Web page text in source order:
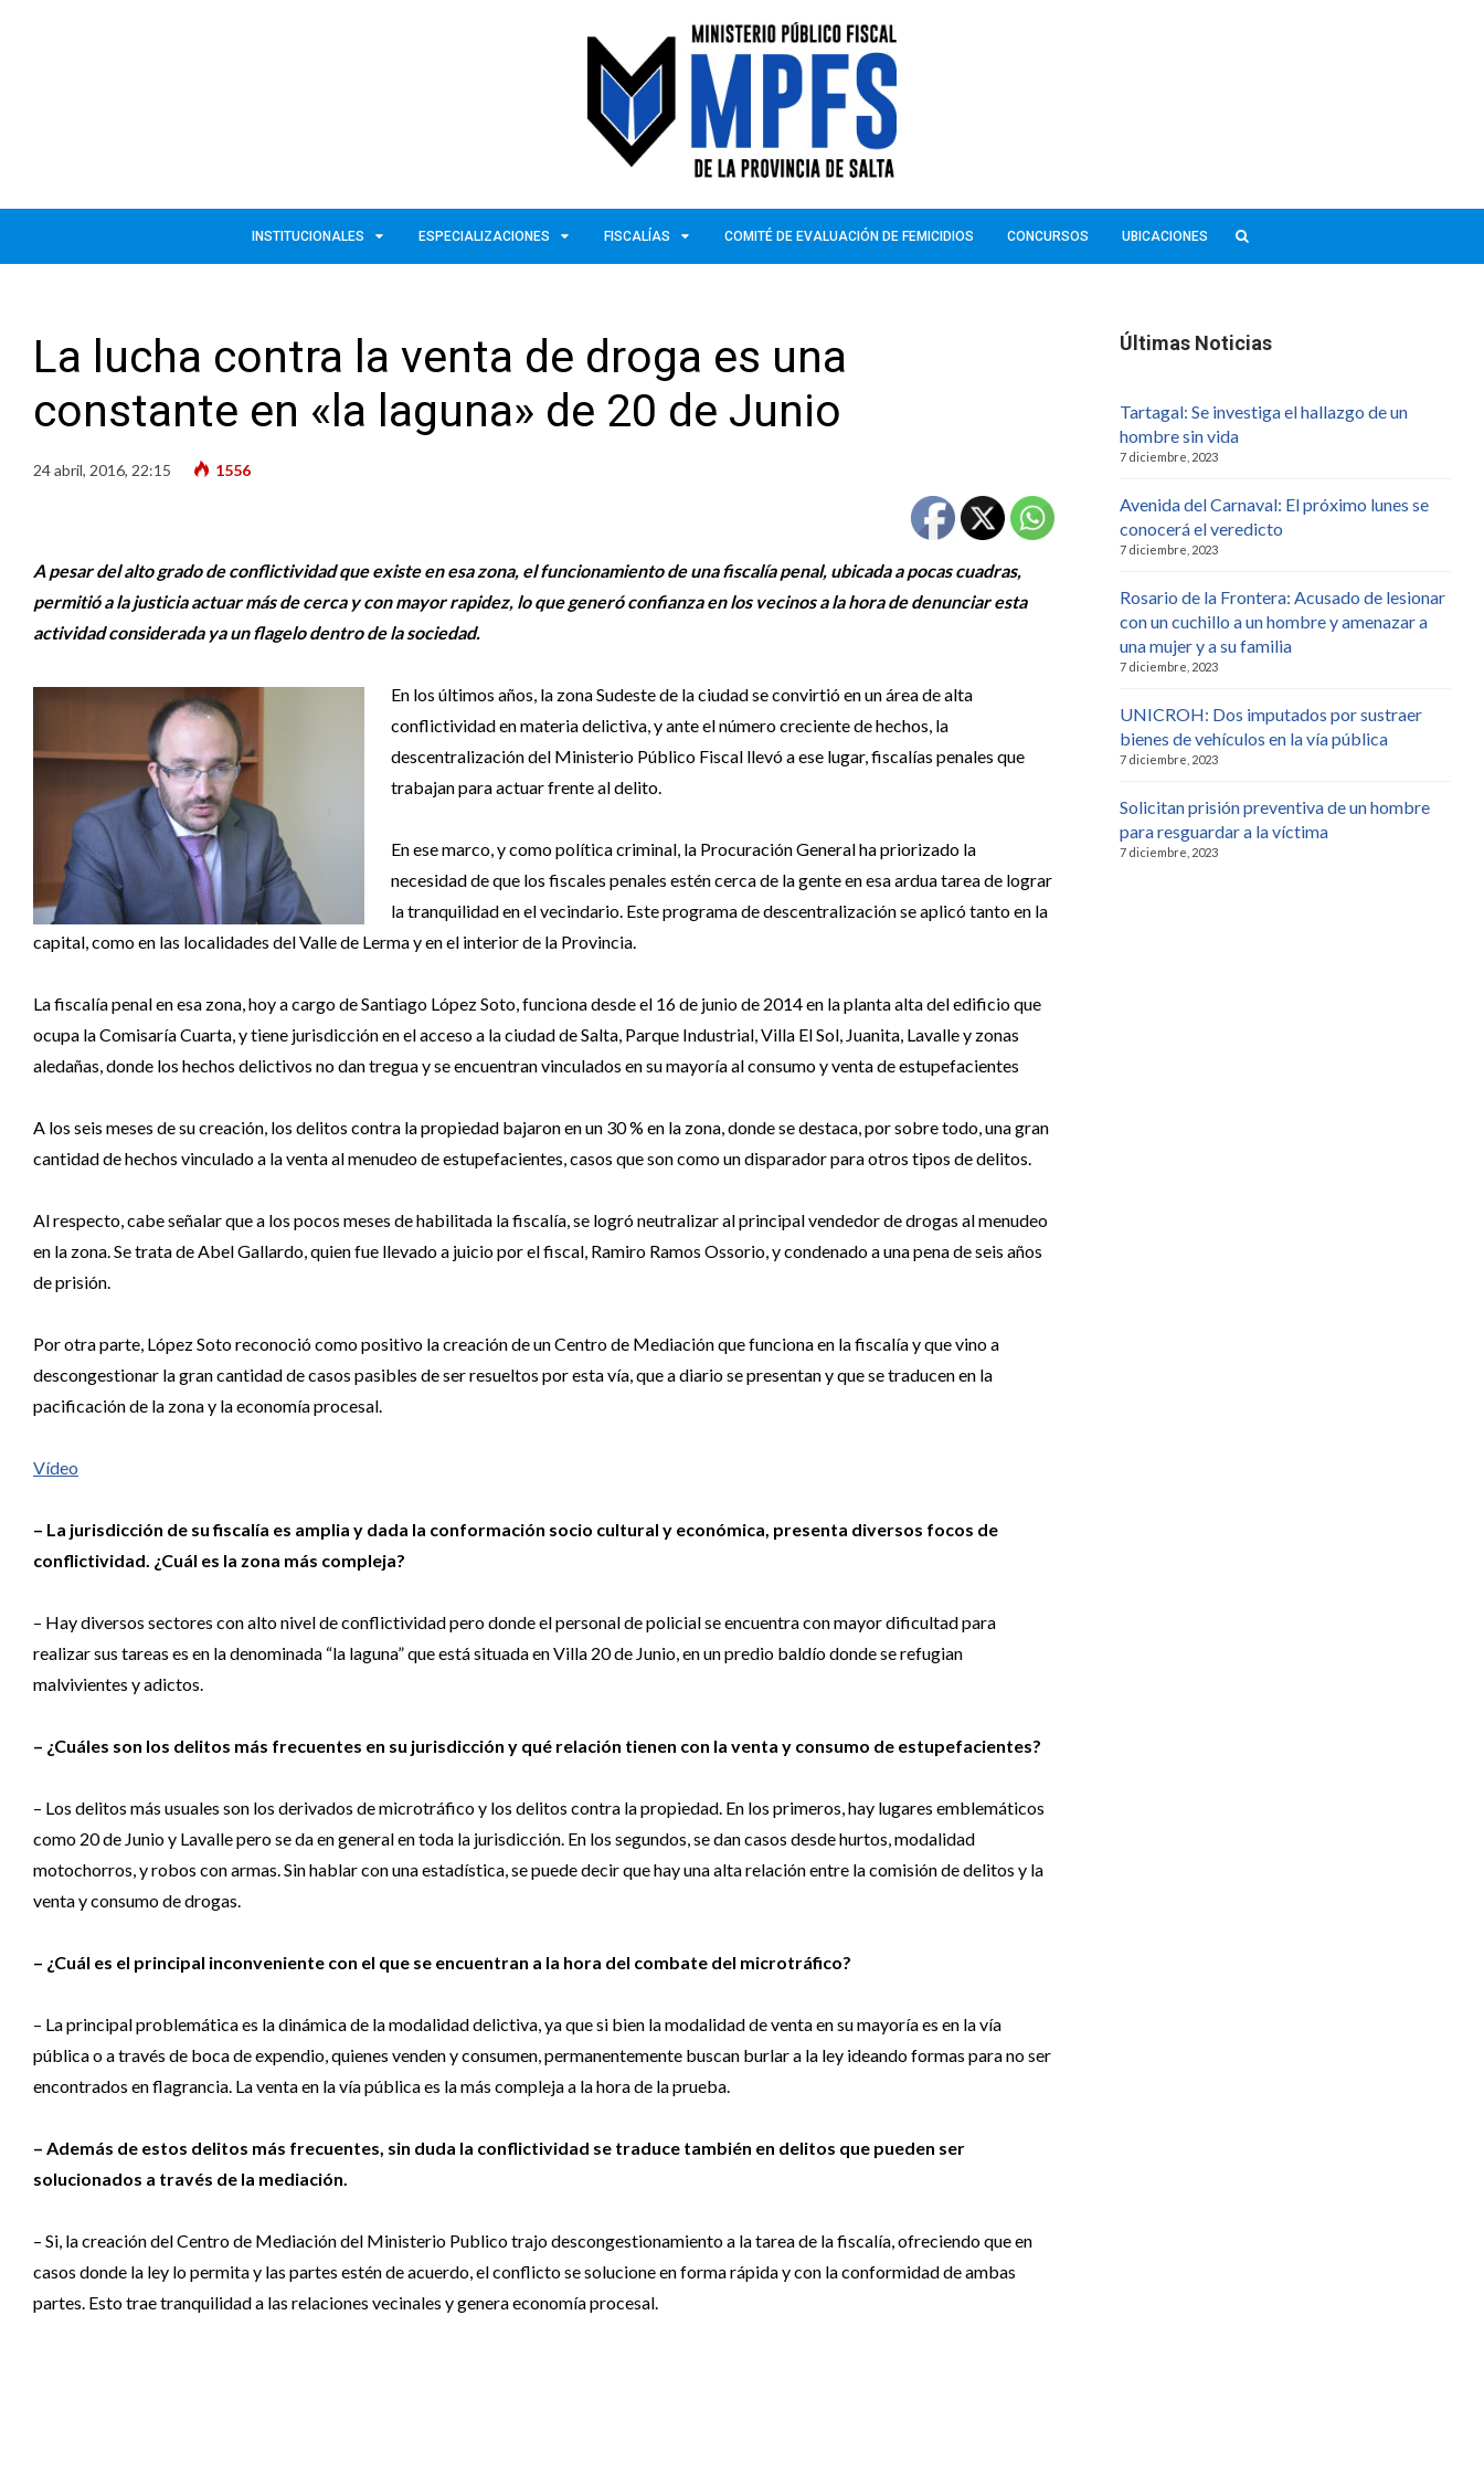
INSTITUCIONALES ESPECIALIZACIONES FISCALÍAS COMITÉ DE EVALUACIÓN DE FEMICIDIOS CONCURSOS UBICACIONES
La lucha contra la venta de droga es una
constante en «la laguna» de 20 de Junio
24 abril, 2016, 22:15 1556
A pesar del alto grado de conflictividad que existe en esa zona, el funcionamiento de una fiscalía penal, ubicada a pocas cuadras,
permitió a la justicia actuar más de cerca y con mayor rapidez, lo que generó confianza en los vecinos a la hora de denunciar esta
actividad considerada ya un flagelo dentro de la sociedad.
En los últimos años, la zona Sudeste de la ciudad se convirtió en un área de alta
conflictividad en materia delictiva, y ante el número creciente de hechos, la
descentralización del Ministerio Público Fiscal llevó a ese lugar, fiscalías penales que
trabajan para actuar frente al delito.
En ese marco, y como política criminal, la Procuración General ha priorizado la
necesidad de que los fiscales penales estén cerca de la gente en esa ardua tarea de lograr
la tranquilidad en el vecindario. Este programa de descentralización se aplicó tanto en la
capital, como en las localidades del Valle de Lerma y en el interior de la Provincia.
La fiscalía penal en esa zona, hoy a cargo de Santiago López Soto, funciona desde el 16 de junio de 2014 en la planta alta del edificio que
ocupa la Comisaría Cuarta, y tiene jurisdicción en el acceso a la ciudad de Salta, Parque Industrial, Villa El Sol, Juanita, Lavalle y zonas
aledañas, donde los hechos delictivos no dan tregua y se encuentran vinculados en su mayoría al consumo y venta de estupefacientes
A los seis meses de su creación, los delitos contra la propiedad bajaron en un 30 % en la zona, donde se destaca, por sobre todo, una gran
cantidad de hechos vinculado a la venta al menudeo de estupefacientes, casos que son como un disparador para otros tipos de delitos.
Al respecto, cabe señalar que a los pocos meses de habilitada la fiscalía, se logró neutralizar al principal vendedor de drogas al menudeo
en la zona. Se trata de Abel Gallardo, quien fue llevado a juicio por el fiscal, Ramiro Ramos Ossorio, y condenado a una pena de seis años
de prisión.
Por otra parte, López Soto reconoció como positivo la creación de un Centro de Mediación que funciona en la fiscalía y que vino a
descongestionar la gran cantidad de casos pasibles de ser resueltos por esta vía, que a diario se presentan y que se traducen en la
pacificación de la zona y la economía procesal.
Vídeo
– La jurisdicción de su fiscalía es amplia y dada la conformación socio cultural y económica, presenta diversos focos de
conflictividad. ¿Cuál es la zona más compleja?
– Hay diversos sectores con alto nivel de conflictividad pero donde el personal de policial se encuentra con mayor dificultad para
realizar sus tareas es en la denominada “la laguna” que está situada en Villa 20 de Junio, en un predio baldío donde se refugian
malvivientes y adictos.
– ¿Cuáles son los delitos más frecuentes en su jurisdicción y qué relación tienen con la venta y consumo de estupefacientes?
– Los delitos más usuales son los derivados de microtráfico y los delitos contra la propiedad. En los primeros, hay lugares emblemáticos
como 20 de Junio y Lavalle pero se da en general en toda la jurisdicción. En los segundos, se dan casos desde hurtos, modalidad
motochorros, y robos con armas. Sin hablar con una estadística, se puede decir que hay una alta relación entre la comisión de delitos y la
venta y consumo de drogas.
– ¿Cuál es el principal inconveniente con el que se encuentran a la hora del combate del microtráfico?
– La principal problemática es la dinámica de la modalidad delictiva, ya que si bien la modalidad de venta en su mayoría es en la vía
pública o a través de boca de expendio, quienes venden y consumen, permanentemente buscan burlar a la ley ideando formas para no ser
encontrados en flagrancia. La venta en la vía pública es la más compleja a la hora de la prueba.
– Además de estos delitos más frecuentes, sin duda la conflictividad se traduce también en delitos que pueden ser
solucionados a través de la mediación.
– Si, la creación del Centro de Mediación del Ministerio Publico trajo descongestionamiento a la tarea de la fiscalía, ofreciendo que en
casos donde la ley lo permita y las partes estén de acuerdo, el conflicto se solucione en forma rápida y con la conformidad de ambas
partes. Esto trae tranquilidad a las relaciones vecinales y genera economía procesal.
Últimas Noticias
Tartagal: Se investiga el hallazgo de un
hombre sin vida
7 diciembre, 2023
Avenida del Carnaval: El próximo lunes se
conocerá el veredicto
7 diciembre, 2023
Rosario de la Frontera: Acusado de lesionar
con un cuchillo a un hombre y amenazar a
una mujer y a su familia
7 diciembre, 2023
UNICROH: Dos imputados por sustraer
bienes de vehículos en la vía pública
7 diciembre, 2023
Solicitan prisión preventiva de un hombre
para resguardar a la víctima
7 diciembre, 2023